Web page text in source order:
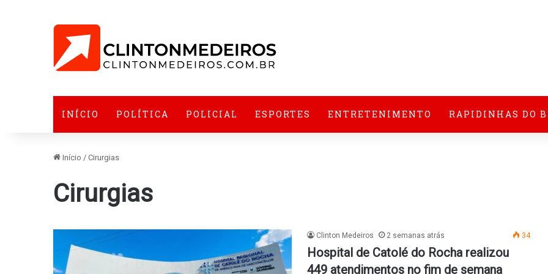
INÍCIO POLÍTICA POLICIAL ESPORTES ENTRETENIMENTO RAPIDINHAS DO
Início / Cirurgias
Cirurgias
Clinton Medeiros 2 semanas atrás 34
Hospital de Catolé do Rocha realizou
449 atendimentos no fim de semana